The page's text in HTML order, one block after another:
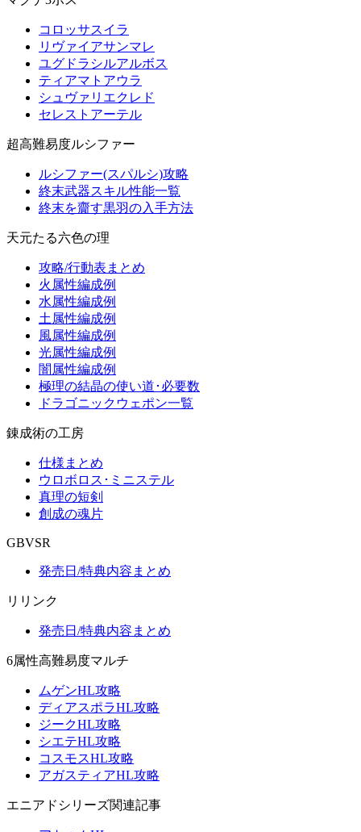
コロッサスイラ
リヴァイアサンマレ
ユグドラシルアルボス
ティアマトアウラ
シュヴァリエクレド
セレストアーテル
超高難易度ルシファー
ルシファー(スパルシ)攻略
終末武器スキル性能一覧
終末を齎す黒羽の入手方法
天元たる六色の理
攻略/行動表まとめ
火属性編成例
水属性編成例
土属性編成例
風属性編成例
光属性編成例
闇属性編成例
極理の結晶の使い道･必要数
ドラゴニックウェポン一覧
錬成術の工房
仕様まとめ
ウロボロス･ミニステル
真理の短剣
創成の魂片
GBVSR
発売日/特典内容まとめ
リリンク
発売日/特典内容まとめ
6属性高難易度マルチ
ムゲンHL攻略
ディアスポラHL攻略
ジークHL攻略
シエテHL攻略
コスモスHL攻略
アガスティアHL攻略
エニアドシリーズ関連記事